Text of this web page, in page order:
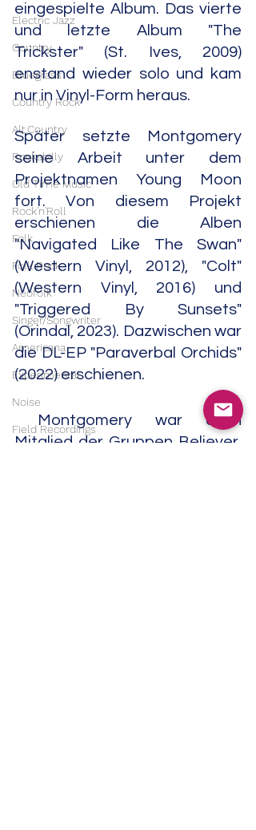
Electric Jazz
Country
Bluegrass
Country Rock
Alt.Country
Rockabilly
Old Time Music
Rock'n'Roll
Folk
Folk Rock
Neofolk
Singer/Songwriter
Americana
Experimental
Noise
Field Recordings
eingespielte Album. Das vierte
und letzte Album "The
Trickster" (St. Ives, 2009)
enstand wieder solo und kam
nur in Vinyl-Form heraus.
Später setzte Montgomery
seine Arbeit unter dem
Projektnamen Young Moon
fort. Von diesem Projekt
erschienen die Alben
"Navigated Like The Swan"
(Western Vinyl, 2012), "Colt"
(Western Vinyl, 2016) und
"Triggered By Sunsets"
(Orindal, 2023). Dazwischen war
die DL-EP "Paraverbal Orchids"
(2022) erschienen.
Mitglied der Gruppen Believer,